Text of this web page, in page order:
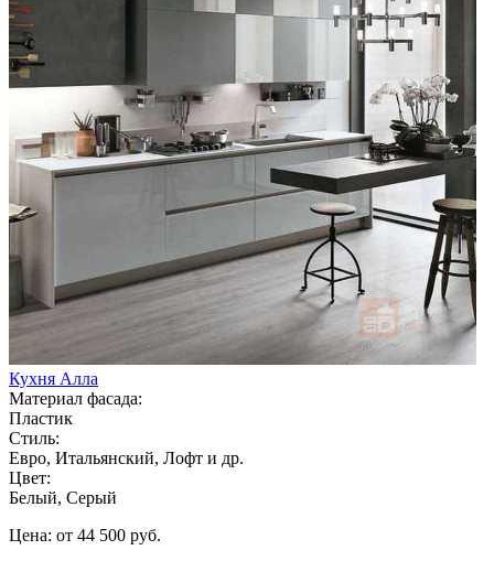
Кухня Алла
Материал фасада:
Пластик
Стиль:
Евро, Итальянский, Лофт и др.
Цвет:
Белый, Серый
Цена: от 44 500 руб.